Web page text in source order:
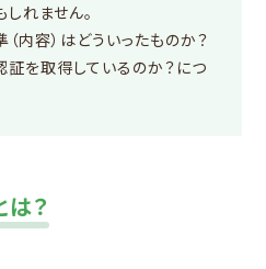
れません。
内容）はどういったものか？
を取得しているのか？につ
？